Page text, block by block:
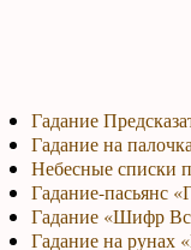
Гадание
Гадание на
Небесные списки
Гадание-пасьянс
Гадание «Шифр
Гадание на рунах